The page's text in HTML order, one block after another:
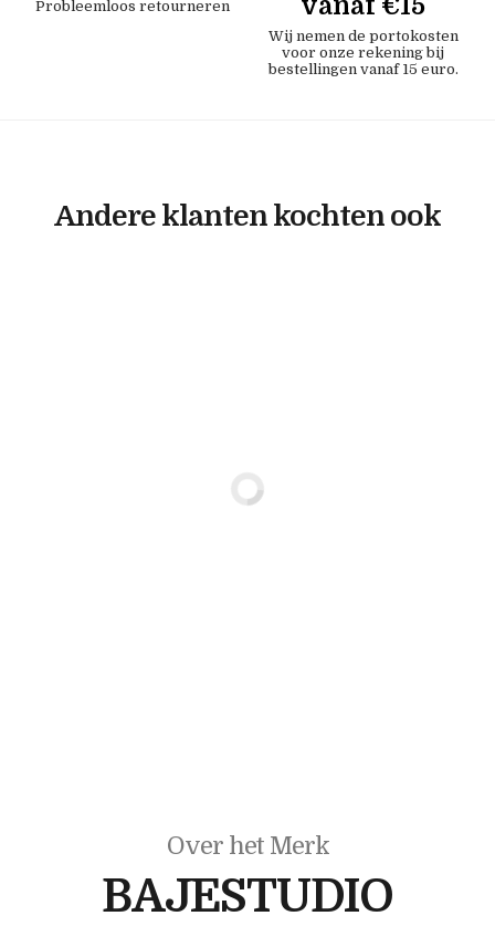
Probleemloos retourneren
Wij nemen de portokosten
voor onze rekening bij
bestellingen vanaf 15 euro.
Andere klanten kochten ook
Over het Merk
BAJESTUDIO